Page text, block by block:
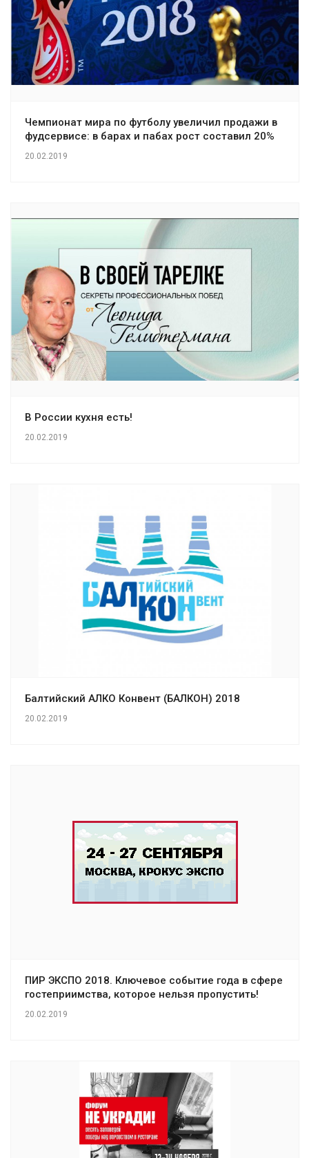
Чемпионат мира по футболу увеличил продажи в
фудсервисе: в барах и пабах рост составил 20%
20.02.2019
В России кухня есть!
20.02.2019
Балтийский АЛКО Конвент (БАЛКОН) 2018
20.02.2019
ПИР ЭКСПО 2018. Ключевое событие года в сфере
гостеприимства, которое нельзя пропустить!
20.02.2019